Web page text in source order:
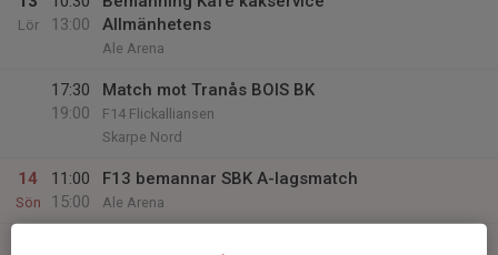
Lör
13:00
Allmänhetens
Ale Arena
17:30
19:00
Match mot Tranås BOIS BK
F14 Flickalliansen
Skarpe Nord
14
Sön
11:00
15:00
F13 bemannar SBK A-lagsmatch
Ale Arena